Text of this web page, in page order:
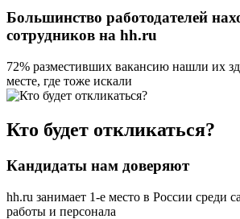
Большинство работодателей
сотрудников на hh.ru
72% разместивших вакансию нашли их
месте, где тоже искали
Кто будет откликаться?
Кандидаты нам доверяют
hh.ru занимает 1-е место в России среди
работы и персонала